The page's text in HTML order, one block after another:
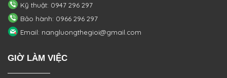
Kỹ thuật: 0947 296 297
Bảo hành: 0966 296 297
Email: nangluongthegioi@gmail.com
GIỜ LÀM VIỆC